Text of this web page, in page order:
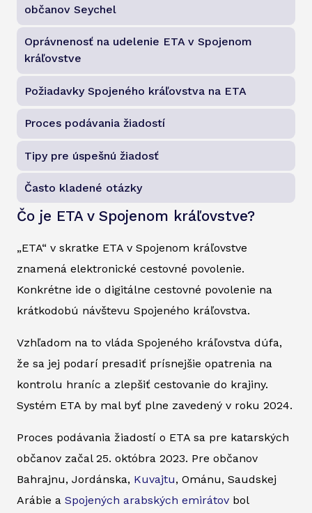
občanov Seychel
Oprávnenosť na udelenie ETA v Spojenom
kráľovstve
Požiadavky Spojeného kráľovstva na ETA
Proces podávania žiadostí
Tipy pre úspešnú žiadosť
Často kladené otázky
Čo je ETA v Spojenom kráľovstve?
„ETA“ v skratke ETA v Spojenom kráľovstve
znamená elektronické cestovné povolenie.
Konkrétne ide o digitálne cestovné povolenie na
krátkodobú návštevu Spojeného kráľovstva.
Vzhľadom na to vláda Spojeného kráľovstva dúfa,
že sa jej podarí presadiť prísnejšie opatrenia na
kontrolu hraníc a zlepšiť cestovanie do krajiny.
Systém ETA by mal byť plne zavedený v roku 2024.
Proces podávania žiadostí o ETA sa pre katarských
občanov začal 25. októbra 2023. Pre občanov
Bahrajnu, Jordánska, Kuvajtu, Ománu, Saudskej
Arábie a Spojených arabských emirátov bol